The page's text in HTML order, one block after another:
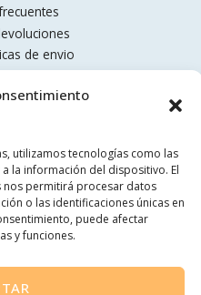
utilizamos tecnologías como las
la información del dispositivo. El
nos permitirá procesar datos
o las identificaciones únicas en
puede afectar
y funciones.
de envio
11